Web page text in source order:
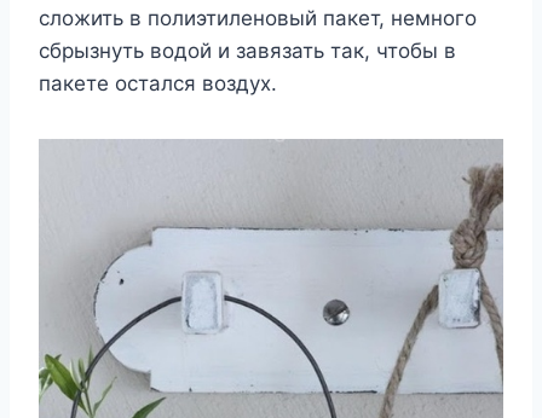
сложить в полиэтиленовый пакет, немного
сбрызнуть водой и завязать так, чтобы в
пакете остался воздух.